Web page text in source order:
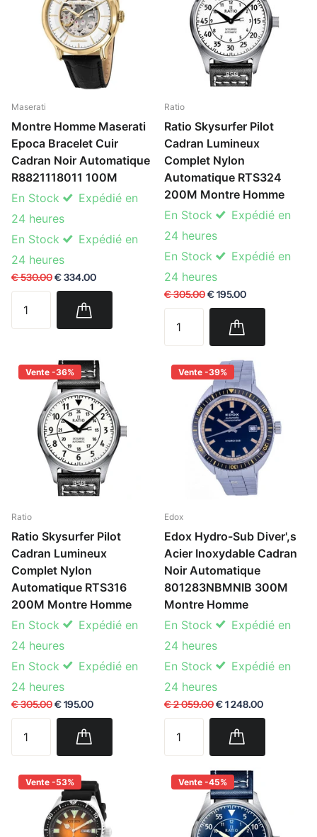
Maserati
Montre Homme Maserati
Epoca Bracelet Cuir
Cadran Noir Automatique
R8821118011 100M
En Stock
Expédié en
24 heures
En Stock
Expédié en
24 heures
€ 530.00€ 334.00
Ratio
Ratio Skysurfer Pilot
Cadran Lumineux
Complet Nylon
Automatique RTS324
200M Montre Homme
En Stock
Expédié en
24 heures
En Stock
Expédié en
24 heures
€ 305.00€ 195.00
Vente -36%
Ratio
Ratio Skysurfer Pilot
Cadran Lumineux
Complet Nylon
Automatique RTS316
200M Montre Homme
En Stock
Expédié en
24 heures
En Stock
Expédié en
24 heures
€ 305.00€ 195.00
Vente -39%
Edox
Edox Hydro-Sub Diver',s
Acier Inoxydable Cadran
Noir Automatique
801283NBMNIB 300M
Montre Homme
En Stock
Expédié en
24 heures
En Stock
Expédié en
24 heures
€ 2 059.00€ 1 248.00
Vente -53% Vente -45%